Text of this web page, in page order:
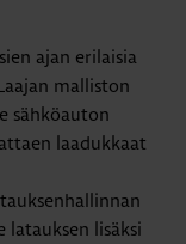
ajan erilaisia
malliston
sähköauton
laadukkaat
lisäksi